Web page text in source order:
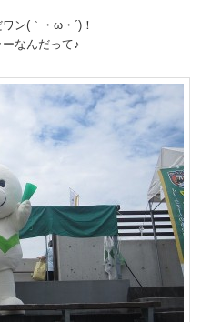
ン(｀・ω・´)！
なんだって♪